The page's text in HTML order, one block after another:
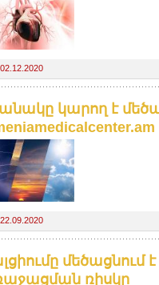
02.12.2020
կարող է
22.09.2020
ռիսկը